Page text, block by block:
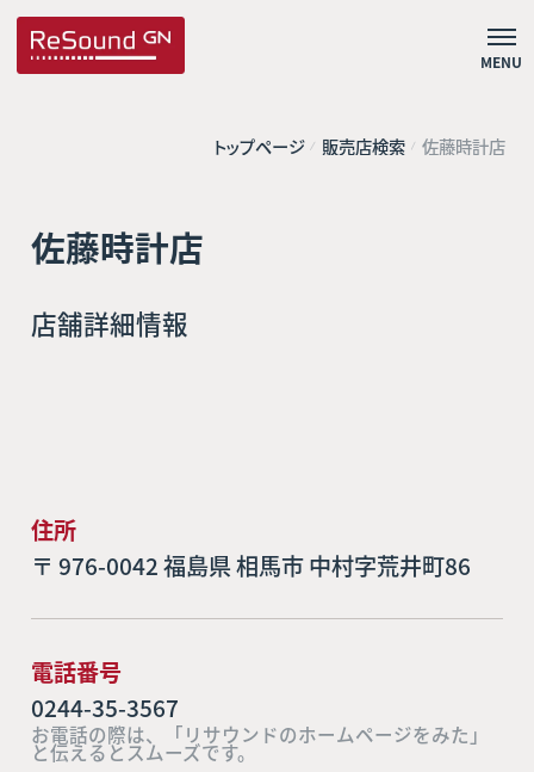
MENU
トップページ 販売店検索 佐藤時計店
佐藤時計店
店舗詳細情報
住所
〒 976-0042 福島県 相馬市 中村字荒井町86
電話番号
0244-35-3567
お電話の際は、「リサウンドのホームページをみた」
と伝えるとスムーズです。